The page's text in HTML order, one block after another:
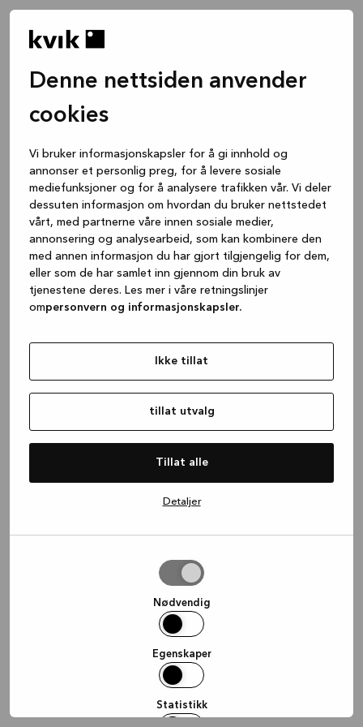
Denne nettsiden anvender
cookies
Vi bruker informasjonskapsler for å gi innhold og
annonser et personlig preg, for å levere sosiale
mediefunksjoner og for å analysere trafikken vår. Vi deler
dessuten informasjon om hvordan du bruker nettstedet
vårt, med partnerne våre innen sosiale medier,
annonsering og analysearbeid, som kan kombinere den
med annen informasjon du har gjort tilgjengelig for dem,
eller som de har samlet inn gjennom din bruk av
tjenestene deres. Les mer i våre retningslinjer
ompersonvern og informasjonskapsler.
Ikke tillat
tillat utvalg
Tillat alle
Detaljer
Nødvendig
Egenskaper
Statistikk
(see the browser console for more
information).